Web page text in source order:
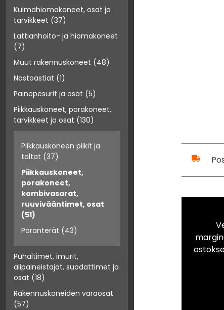
Kulmahiomakoneet, osat ja
tarvikkeet (37)
Lattianhoito- ja hiomakoneet
(7)
Muut rakennuskoneet (48)
Nostoastiat (1)
Painepesurit ja osat (5)
Piikkauskoneet, porakoneet,
tarvikkeet ja osat (130)
Piikkauskoneen piikit ja
taltat (37)
Piikkauskoneet,
porakoneet,
kombivasarat,
ruuvivääntimet, osat
(51)
Poranterät (43)
Puhaltimet, imurit,
alipaineistajat, suodattimet ja
osat (18)
Rakennuskoneiden varaosat
(57)